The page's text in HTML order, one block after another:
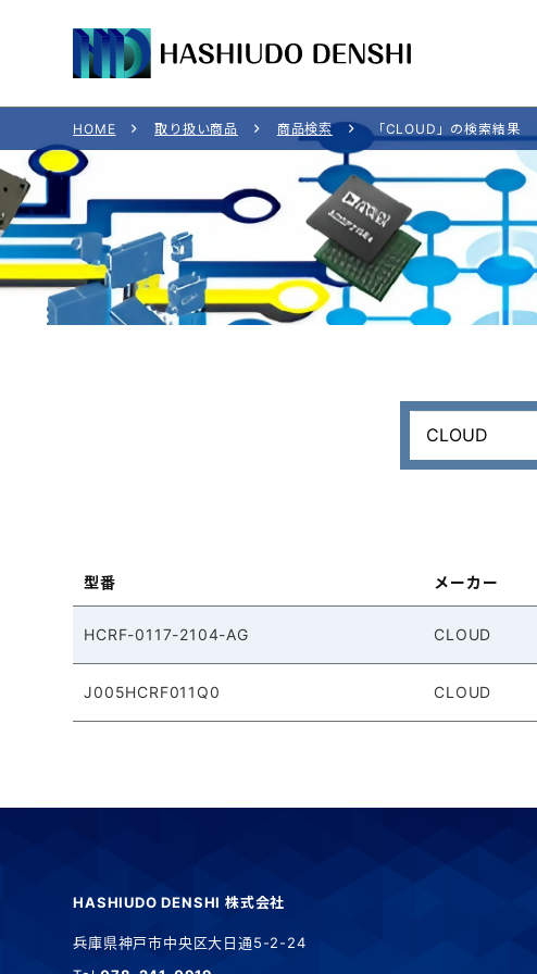
HOME 取り扱い商品 商品検索 「CLOUD」の検索結果
型番 メーカー
HCRF-0117-2104-AG CLOUD
J005HCRF011Q0 CLOUD
HASHIUDO DENSHI 株式会社
兵庫県神戸市中央区大日通5-2-24